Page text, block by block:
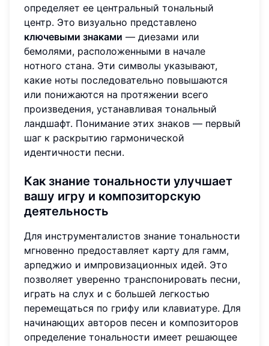
определяет ее центральный тональный
центр. Это визуально представлено
ключевыми знаками — диезами или
бемолями, расположенными в начале
нотного стана. Эти символы указывают,
какие ноты последовательно повышаются
или понижаются на протяжении всего
произведения, устанавливая тональный
ландшафт. Понимание этих знаков — первый
шаг к раскрытию гармонической
идентичности песни.
Как знание тональности улучшает
вашу игру и композиторскую
деятельность
Для инструменталистов знание тональности
мгновенно предоставляет карту для гамм,
арпеджио и импровизационных идей. Это
позволяет уверенно транспонировать песни,
играть на слух и с большей легкостью
перемещаться по грифу или клавиатуре. Для
начинающих авторов песен и композиторов
определение тональности имеет решающее